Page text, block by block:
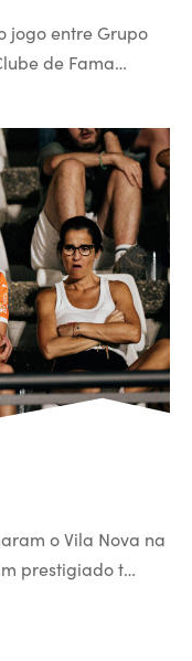
jogo entre Grupo
de Fama…
o Vila Nova na
prestigiado t…